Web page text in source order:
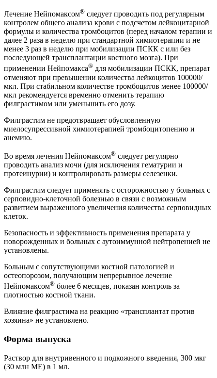
Лечение Нейпомаксом® следует проводить под регулярным
контролем общего анализа крови с подсчетом лейкоцитарной
формулы и количества тромбоцитов (перед началом терапии и
далее 2 раза в неделю при стандартной химиотерапии и не
менее 3 раз в неделю при мобилизации ПСКК с или без
последующей трансплантации костного мозга). При
применении Нейпомакса® для мобилизации ПСКК, препарат
отменяют при превышении количества лейкоцитов 100000/
мкл. При стабильном количестве тромбоцитов менее 100000/
мкл рекомендуется временно отменить терапию
филграстимом или уменьшить его дозу.
Филграстим не предотвращает обусловленную
миелосупрессивной химиотерапией тромбоцитопению и
анемию.
Во время лечения Нейпомаксом® следует регулярно
проводить анализ мочи (для исключения гематурии и
протеинурии) и контролировать размеры селезенки.
Филграстим следует применять с осторожностью у больных с
серповидно-клеточной болезнью в связи с возможным
развитием выраженного увеличения количества серповидных
клеток.
Безопасность и эффективность применения препарата у
новорожденных и больных с аутоиммунной нейтропенией не
установлены.
Больным с сопутствующими костной патологией и
остеопорозом, получающим непрерывное лечение
Нейпомаксом® более 6 месяцев, показан контроль за
плотностью костной ткани.
Влияние филграстима на реакцию «трансплантат против
хозяина» не установлено.
Форма выпуска
Раствор для внутривенного и подкожного введения, 300 мкг
(30 млн МЕ) в 1 мл.